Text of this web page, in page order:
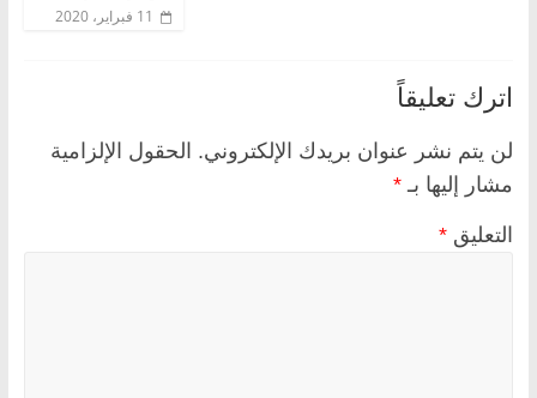
11 فبراير، 2020
اترك تعليقاً
لن يتم نشر عنوان بريدك الإلكتروني. الحقول الإلزامية
مشار إليها بـ *
التعليق *